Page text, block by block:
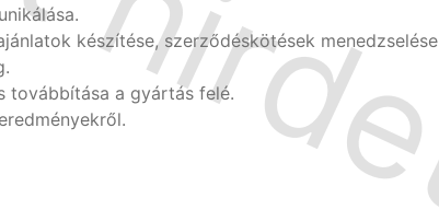
készítése, szerződéskötések menedzselése
továbbítása a gyártás felé.